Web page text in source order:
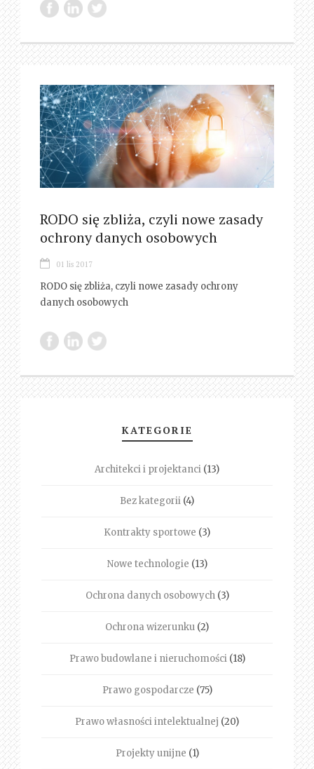
RODO się zbliża, czyli nowe zasady
ochrony danych osobowych
01 lis 2017
RODO się zbliża, czyli nowe zasady ochrony
danych osobowych
KATEGORIE
Architekci i projektanci (13)
Bez kategorii (4)
Kontrakty sportowe (3)
Nowe technologie (13)
Ochrona danych osobowych(3)
Ochrona wizerunku (2)
Prawo budowlane i nieruchomości(18)
Prawo gospodarcze (75)
Prawo własności intelektualnej (20)
Projekty unijne (1)